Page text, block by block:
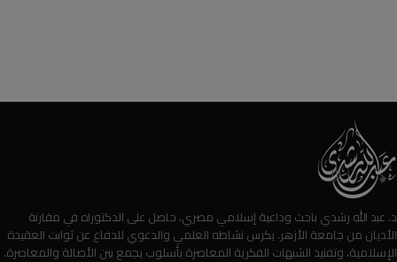
د. عبد الله رشدي باحث وداعية إسلامي مصري، حاصل على الدكتوراه في مقارنة
الأديان من جامعة الأزهر. يكرس نشاطه العلمي والدعوي للدفاع عن ثوابت العقيدة
الإسلامية، وتفنيد الشبهات الفكرية المعاصرة بأسلوب يجمع بين الأصالة والمعاصرة.